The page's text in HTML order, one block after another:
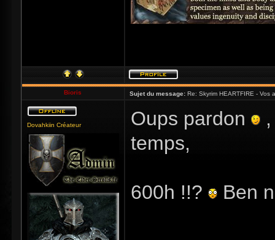
Bioris Sujet du message: Re: Skyrim HEARTFIRE - Vos
Dovahkiin Créateur Oups pardon
temps,
600h !!? Ben